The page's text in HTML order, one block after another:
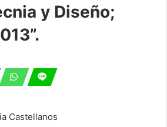
y Diseño;
Castellanos